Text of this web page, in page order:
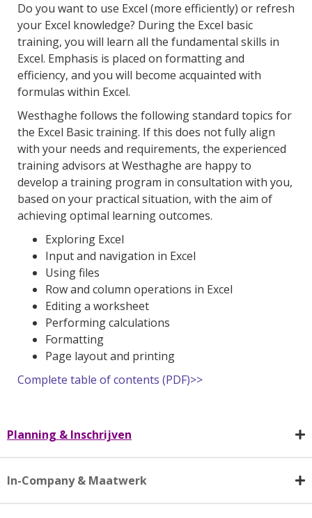
Do you want to use Excel (more efficiently) or refresh
your Excel knowledge? During the Excel basic
training, you will learn all the fundamental skills in
Excel. Emphasis is placed on formatting and
efficiency, and you will become acquainted with
formulas within Excel.
Westhaghe follows the following standard topics for
the Excel Basic training. If this does not fully align
with your needs and requirements, the experienced
training advisors at Westhaghe are happy to
develop a training program in consultation with you,
based on your practical situation, with the aim of
achieving optimal learning outcomes.
Exploring Excel
Input and navigation in Excel
Using files
Row and column operations in Excel
Editing a worksheet
Performing calculations
Formatting
Page layout and printing
Complete table of contents (PDF)>>
Planning & Inschrijven
In-Company & Maatwerk